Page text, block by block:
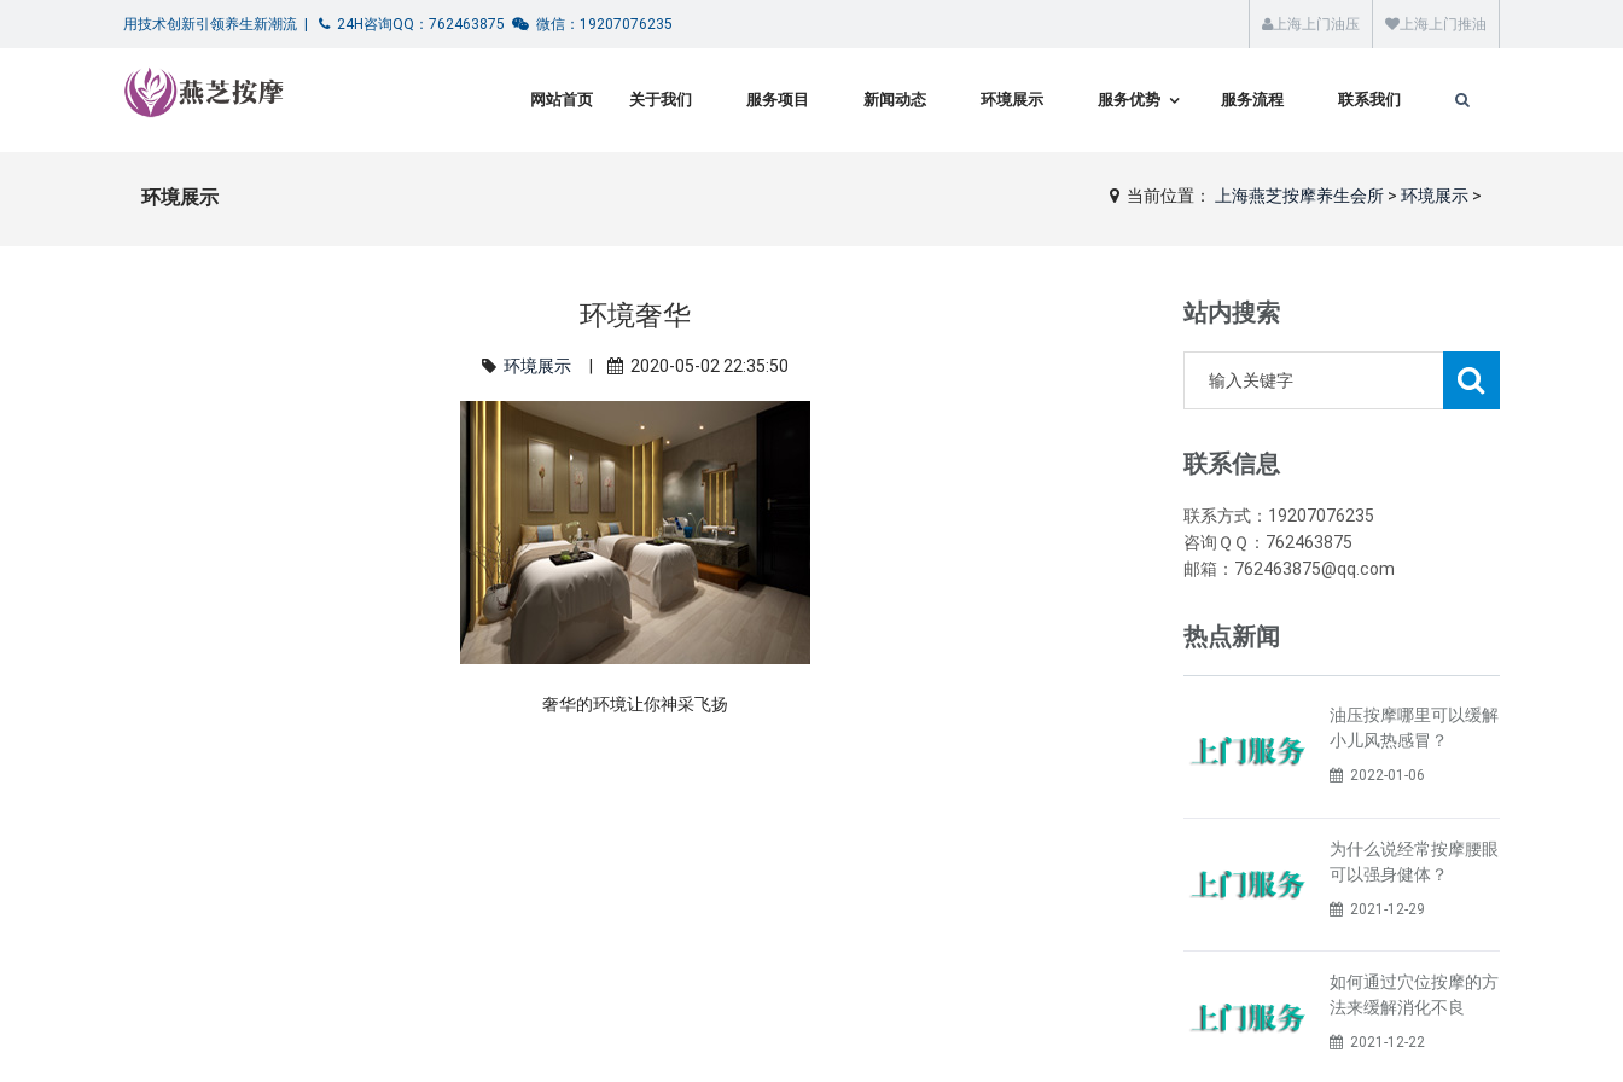
上海上门油压 上海上门推油
用技术创新引领养生新潮流 | 24H咨询QQ：762463875 微信：19207076235
网站首页 关于我们 服务项目 新闻动态 环境展示 服务优势 服务流程 联系我们
环境展示 当前位置： 上海燕芝按摩养生会所 > 环境展示 >
环境奢华
环境展示| 2020-05-02 22:35:50
奢华的环境让你神采飞扬
站内搜索
联系信息
联系方式：19207076235
咨询ＱＱ：762463875
邮箱：762463875@qq.com
热点新闻
油压按摩哪里可以缓解
小儿风热感冒？
2022-01-06
为什么说经常按摩腰眼
可以强身健体？
2021-12-29
如何通过穴位按摩的方
法来缓解消化不良
2021-12-22